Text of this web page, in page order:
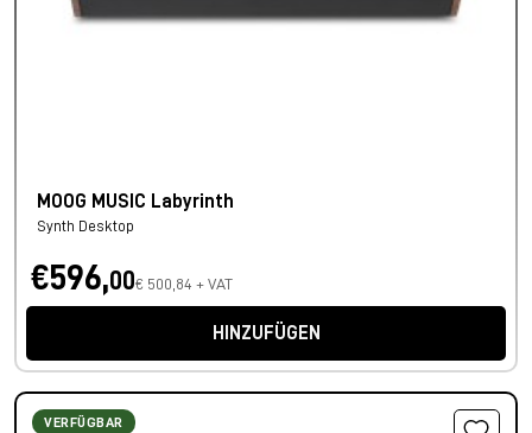
MOOG MUSIC Labyrinth
Synth Desktop
€596,00€ 500,84 + VAT
HINZUFÜGEN
VERFÜGBAR